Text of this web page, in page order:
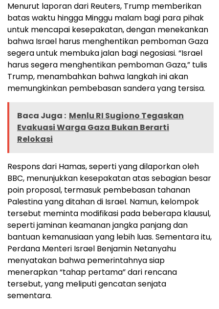
Menurut laporan dari Reuters, Trump memberikan
batas waktu hingga Minggu malam bagi para pihak
untuk mencapai kesepakatan, dengan menekankan
bahwa Israel harus menghentikan pemboman Gaza
segera untuk membuka jalan bagi negosiasi. “Israel
harus segera menghentikan pemboman Gaza,” tulis
Trump, menambahkan bahwa langkah ini akan
memungkinkan pembebasan sandera yang tersisa.
Baca Juga : Menlu RI Sugiono Tegaskan
Evakuasi Warga Gaza Bukan Berarti
Relokasi
Respons dari Hamas, seperti yang dilaporkan oleh
BBC, menunjukkan kesepakatan atas sebagian besar
poin proposal, termasuk pembebasan tahanan
Palestina yang ditahan di Israel. Namun, kelompok
tersebut meminta modifikasi pada beberapa klausul,
seperti jaminan keamanan jangka panjang dan
bantuan kemanusiaan yang lebih luas. Sementara itu,
Perdana Menteri Israel Benjamin Netanyahu
menyatakan bahwa pemerintahnya siap
menerapkan “tahap pertama” dari rencana
tersebut, yang meliputi gencatan senjata
sementara.